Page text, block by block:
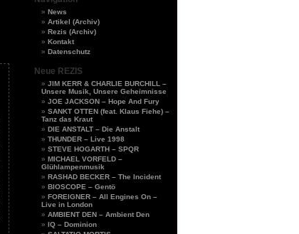
News
Artikel (Archiv)
Rezis (Archiv)
Kontakt
Datenschutz
Neue REZIS
JIM KERR & CHARLIE BURCHILL –
Unsere Musik, Unsere Geheimnisse
JOE JACKSON – Hope And Fury
SANKT OTTEN (feat. Klaus Fiehe) –
Tanz das Kraut
DIE ANSTALT – Die Anstalt
THUNDER – Live 1998
STEVE HOGARTH – SPQR
MICHAEL VORFELD –
Glühlampenmusik
RASHAD BECKER – The Incident
BIOSCOPE – Gentö
FOREIGNER – All Engines On –
Live in London
AMBIENT DEN – Ambient Den
IQ – Dominion